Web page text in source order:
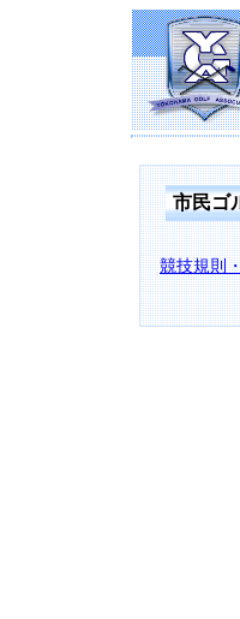
市民ゴ
競技規則